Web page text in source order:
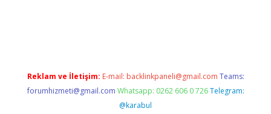
Reklam ve İletişim: E-mail: backlinkpaneli@gmail.com Teams:
forumhizmeti@gmail.com Whatsapp: 0262 606 0 726 Telegram:
@karabul